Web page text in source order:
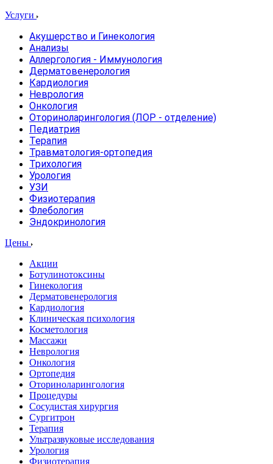
Услуги
Акушерство и Гинекология
Анализы
Аллергология - Иммунология
Дерматовенерология
Кардиология
Неврология
Онкология
Оториноларингология (ЛОР - отделение)
Педиатрия
Терапия
Травматология-ортопедия
Трихология
Урология
УЗИ
Физиотерапия
Флебология
Эндокринология
Цены
Акции
Ботулинотоксины
Гинекология
Дерматовенерология
Кардиология
Клиническая психология
Косметология
Массажи
Неврология
Онкология
Ортопедия
Оториноларингология
Процедуры
Сосудистая хирургия
Сургитрон
Терапия
Ультразвуковые исследования
Урология
Физиотерапия